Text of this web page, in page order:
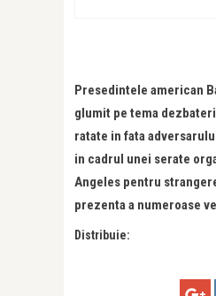
Presedintele american
glumit pe tema
ratate in fata
in cadrul unei serate
Angeles pentru
prezenta a numeroase
Distribuie: